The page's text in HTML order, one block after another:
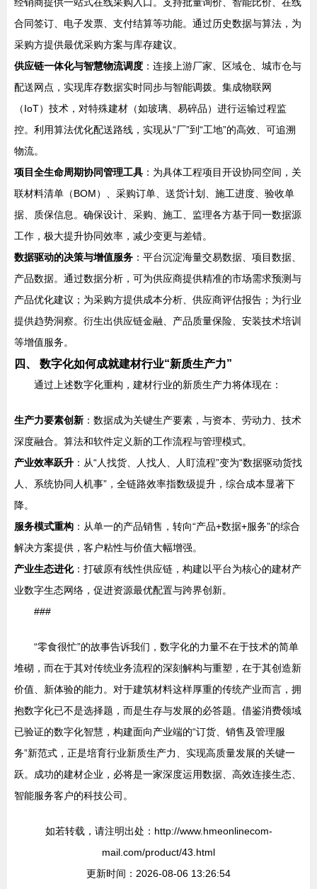
合同签订、电子发票、支付结算等功能。通过历史数据与算法，为
采购方提供最优采购方案与库存建议。
供应链一体化与智慧物流调度 ：连接上游厂家、区域仓、城市仓与
配送网点，实现库存数据实时同步与智能调拨。集成物联网
（IoT）技术，对特殊建材（如玻璃、易碎品）进行运输过程监
控。利用算法优化配送路线，实现从“厂”到“工地”的高效、可追溯
物流。
项目全生命周期协同管理工具 ：为具体工程项目开设协同空间，关
联材料清单（BOM）、采购订单、送货计划、施工进度、验收单
据、质保信息。确保设计、采购、施工、监理各方基于同一数据源
工作，极大提升协同效率，减少变更与差错。
数据驱动的决策与增值服务 ：平台沉淀海量交易数据、项目数据、
产品数据。通过数据分析，可为供应商提供精准的市场需求预测与
产品优化建议；为采购方提供成本分析、供应商评估报告；为行业
提供趋势洞察。衍生出供应链金融、产品质量保险、安装技术培训
等增值服务。
四、 数字化如何成就建材行业“新质生产力”
通过上述数字化重构，建材行业的新质生产力将体现在：
生产力要素创新 ：数据成为关键生产要素，与资本、劳动力、技术
深度融合。算法和软件定义新的工作流程与管理模式。
产业效率跃升 ：从“人找货、人找人、人盯流程”变为“数据驱动货找
人、系统协同人机事”，全链路效率指数级提升，综合成本显著下
降。
服务模式重构 ：从单一的产品销售，转向“产品+数据+服务”的综合
解决方案提供，客户粘性与价值大幅增强。
产业生态进化：打破原有线性供应链，构建以平台为核心的建材产
业数字生态网络，促进资源最优配置与跨界创新。
###
“零食很忙”的故事告诉我们，数字化的力量不在于技术的简单
堆砌，而在于其对传统业务流程的深刻解构与重塑，在于其创造新
价值、新体验的能力。对于建筑材料这样厚重的传统产业而言，拥
抱数字化已不是选择题，而是生存与发展的必答题。借鉴消费领域
已验证的数字化智慧，构建面向产业端的“订货、销售及管理服
务”新范式，正是培育行业新质生产力、实现高质量发展的关键一
跃。成功的建材企业，必将是一家深度运用数据、高效连接生态、
智能服务客户的科技公司。
如若转载，请注明出处：http://www.hmeonlinecom-
mail.com/product/43.html
更新时间：2026-08-06 13:26:54